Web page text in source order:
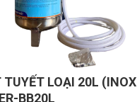
TUYẾT LOẠI 20L (INOX
BB20L